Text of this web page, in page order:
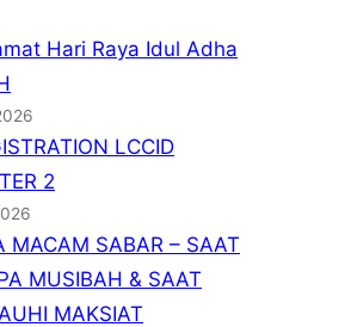
Hari Raya Idul Adha
LCCID
2
MACAM SABAR – SAAT
MUSIBAH & SAAT
MAKSIAT